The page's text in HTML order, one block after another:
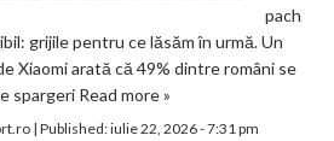
pach
grijile pentru ce lăsăm în urmă. Un
Xiaomi arată că 49% dintre români se
spargeri Read more »
| Published:iulie 22, 2026 - 7:31 pm